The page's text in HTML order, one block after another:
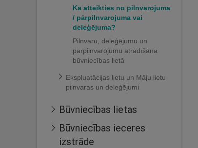
Kā atteikties no pilnvarojuma
/ pārpilnvarojuma vai
deleģējuma?
Pilnvaru, deleģējumu un
pārpilnvarojumu atrādīšana
būvniecības lietā
Ekspluatācijas lietu un Māju lietu
pilnvaras un deleģējumi
Būvniecības lietas
Būvniecības ieceres
izstrāde